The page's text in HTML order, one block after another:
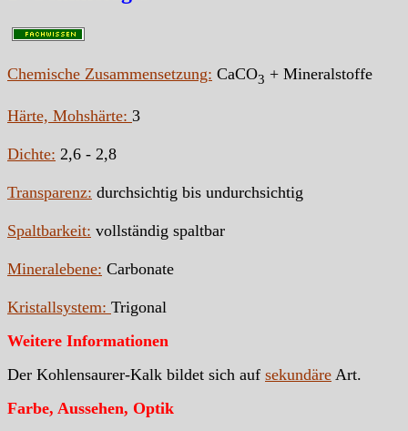
Chemische Zusammensetzung: CaCO3 + Mineralstoffe
Härte, Mohshärte: 3
Dichte: 2,6 - 2,8
Transparenz: durchsichtig bis undurchsichtig
Spaltbarkeit: vollständig spaltbar
Mineralebene: Carbonate
Kristallsystem: Trigonal
Weitere Informationen
Der Kohlensaurer-Kalk bildet sich auf sekundäre Art.
Farbe, Aussehen, Optik